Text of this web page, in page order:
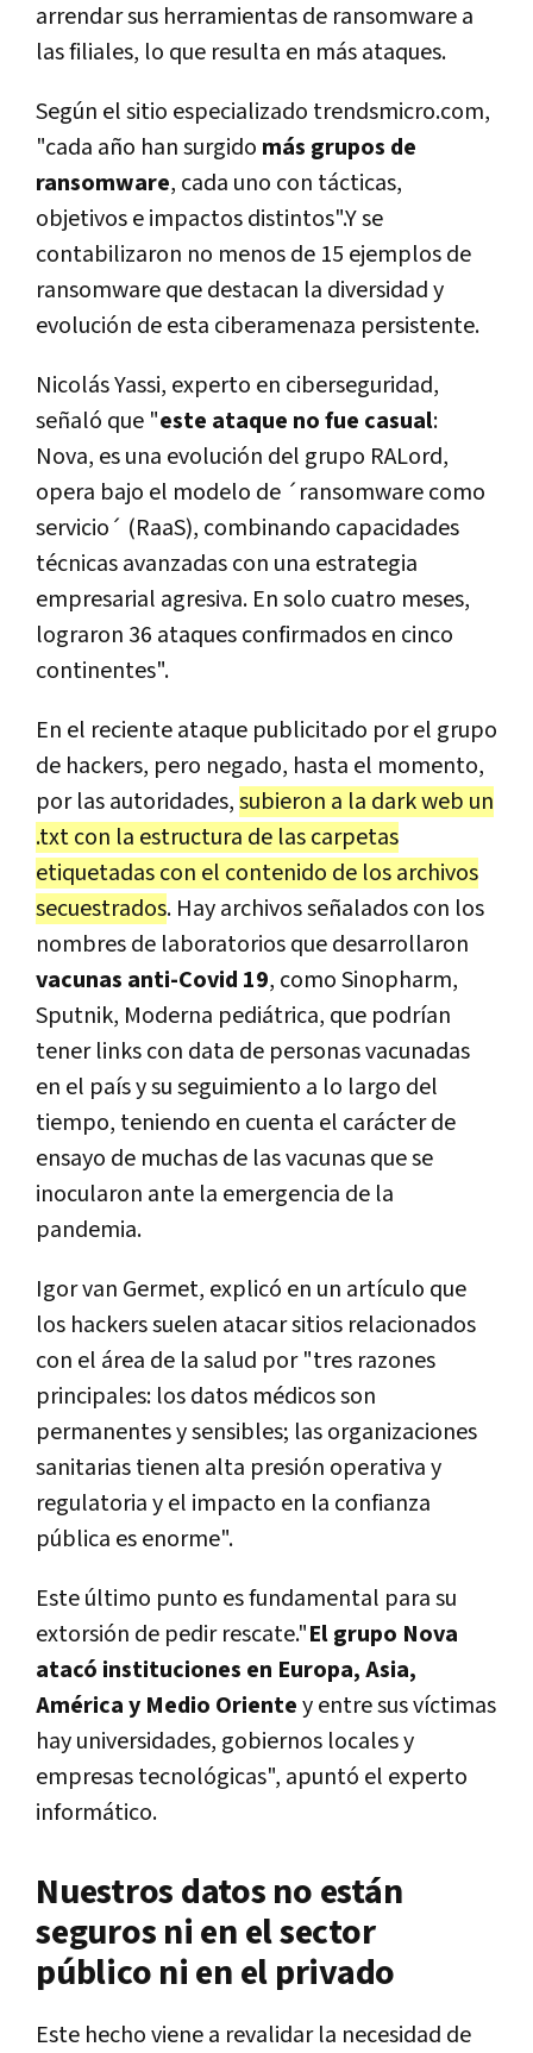
arrendar sus herramientas de ransomware a
las filiales, lo que resulta en más ataques.
Según el sitio especializado trendsmicro.com,
"cada año han surgido más grupos de
ransomware, cada uno con tácticas,
objetivos e impactos distintos".Y se
contabilizaron no menos de 15 ejemplos de
ransomware que destacan la diversidad y
evolución de esta ciberamenaza persistente.
Nicolás Yassi, experto en ciberseguridad,
señaló que "este ataque no fue casual:
Nova, es una evolución del grupo RALord,
opera bajo el modelo de ´ransomware como
servicio´ (RaaS), combinando capacidades
técnicas avanzadas con una estrategia
empresarial agresiva. En solo cuatro meses,
lograron 36 ataques confirmados en cinco
continentes".
En el reciente ataque publicitado por el grupo
de hackers, pero negado, hasta el momento,
por las autoridades,subieron a la dark web un
.txt con la estructura de las carpetas
etiquetadas con el contenido de los archivos
secuestrados. Hay archivos señalados con los
nombres de laboratorios que desarrollaron
vacunas anti-Covid 19, como Sinopharm,
Sputnik, Moderna pediátrica, que podrían
tener links con data de personas vacunadas
en el país y su seguimiento a lo largo del
tiempo, teniendo en cuenta el carácter de
ensayo de muchas de las vacunas que se
inocularon ante la emergencia de la
pandemia.
Igor van Germet, explicó en un artículo que
los hackers suelen atacar sitios relacionados
con el área de la salud por "tres razones
principales: los datos médicos son
permanentes y sensibles; las organizaciones
sanitarias tienen alta presión operativa y
regulatoria y el impacto en la confianza
pública es enorme".
Este último punto es fundamental para su
extorsión de pedir rescate."El grupo Nova
atacó instituciones en Europa, Asia,
América y Medio Orientey entre sus víctimas
hay universidades, gobiernos locales y
empresas tecnológicas", apuntó el experto
informático.
Nuestros datos no están
seguros ni en el sector
público ni en el privado
Este hecho viene a revalidar la necesidad de